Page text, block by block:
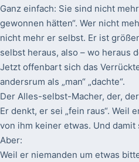
Ganz einfach: Sie sind nicht
gewonnen hätten“. Wer nicht
nicht mehr er selbst. Er ist
selbst heraus, also – wo heraus
Jetzt offenbart sich das
andersrum als „man“ „dachte“.
Der Alles-selbst-Macher, der,
Er denkt, er sei „fein raus“. Weil
von ihm keiner etwas. Und damit
Aber:
Weil er niemanden um etwas